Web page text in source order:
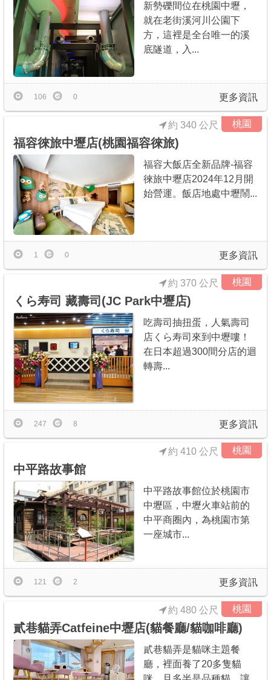
新勢礫間位在桃園中壢，
就在老街溪河川公園下
方，這裡是全台唯一的溪
底隧道，入...
更多資訊
106 0
桃園
福容徠旅中壢店(桃園福容徠旅)
約 340 公尺
福容大飯店全新品牌-福容
徠旅中壢店2024年12月開
始營運。飯店地處中壢鬧...
更多資訊
1 0
桃園
くら寿司 藏壽司(JC Park中壢店)
約 370 公尺
吃壽司抽扭蛋，人氣壽司
店くら寿司來到中壢嘍！
在日本超過300間分店的迴
轉壽...
更多資訊
247 8
桃園
中平路故事館
約 410 公尺
中平路故事館位於桃園市
中壢區，中壢火車站前的
中平商圈內，為桃園市第
一座城市...
更多資訊
121 2
桃園
貳巷貓弄Catfeine中壢店(貓餐廳/貓咖啡廳)
約 480 公尺
貳巷貓弄是貓咪主題餐
廳，裡面養了20多隻貓